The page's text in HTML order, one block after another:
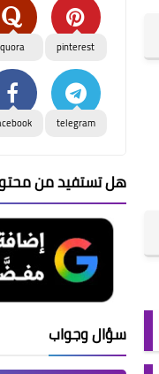
pinterest
quora
telegram
هل تستفيد من
سؤال وجواب